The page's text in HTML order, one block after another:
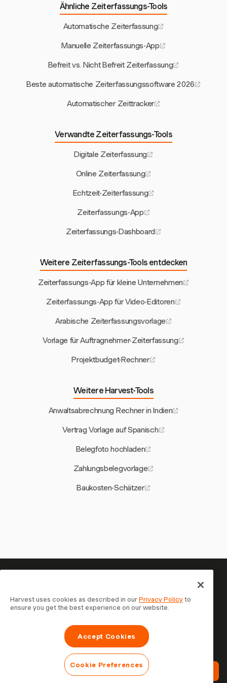
Ähnliche Zeiterfassungs-Tools
Automatische Zeiterfassung
Manuelle Zeiterfassungs-App
Befreit vs. Nicht Befreit Zeiterfassung
Beste automatische Zeiterfassungssoftware 2026
Automatischer Zeittracker
Verwandte Zeiterfassungs-Tools
Digitale Zeiterfassung
Online Zeiterfassung
Echtzeit-Zeiterfassung
Zeiterfassungs-App
Zeiterfassungs-Dashboard
Weitere Zeiterfassungs-Tools entdecken
Zeiterfassungs-App für kleine Unternehmen
Zeiterfassungs-App für Video-Editoren
Arabische Zeiterfassungsvorlage
Vorlage für Auftragnehmer-Zeiterfassung
Projektbudget-Rechner
Weitere Harvest-Tools
Anwaltsabrechnung Rechner in Indien
Vertrag Vorlage auf Spanisch
Belegfoto hochladen
Zahlungsbelegvorlage
Baukosten-Schätzer
Ihre Zeit verdient es, erfasst zu
werden — starten Sie jetzt
Schließen Sie sich über 70.000 Unternehmen an, die mit
Harvest Zeit erfassen, Kunden abrechnen und schneller
bezahlt werden. Kostenlos testen, in 30 Sekunden
Harvest Kostenlos Testen
Harvest uses cookies as described in ourPrivacy Policyto
ensure you get the best experience on our website.
Accept Cookies
Cookie Preferences